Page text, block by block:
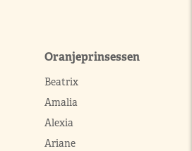
Oranjeprinsessen
Beatrix
Amalia
Alexia
Ariane